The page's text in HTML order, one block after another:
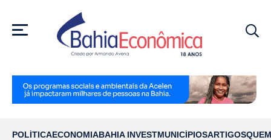
MENU
POLÍTICAECONOMIABAHIA INVESTMUNICÍPIOSARTIGOS